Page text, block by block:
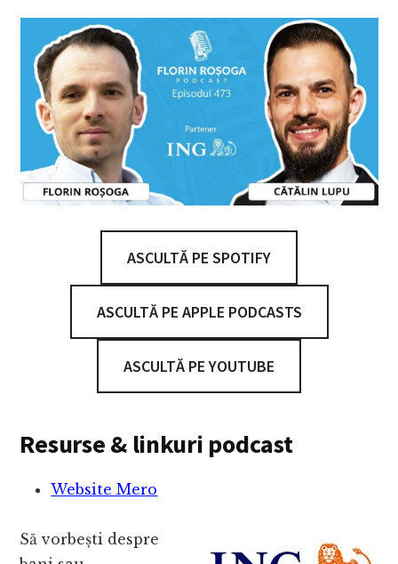
ASCULTĂ PE SPOTIFY
ASCULTĂ PE APPLE PODCASTS
ASCULTĂ PE YOUTUBE
Resurse & linkuri podcast
Website Mero
Să vorbești despre